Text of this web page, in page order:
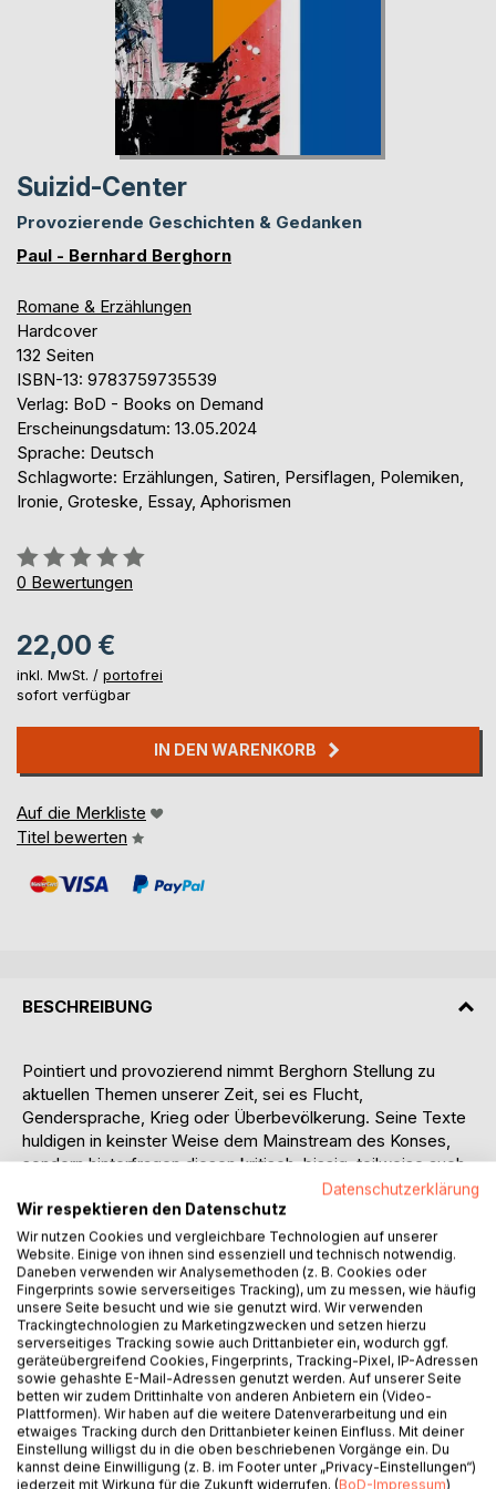
Suizid-Center
Provozierende Geschichten & Gedanken
Paul - Bernhard Berghorn
Romane & Erzählungen
Hardcover
132 Seiten
ISBN-13: 9783759735539
Verlag: BoD - Books on Demand
Erscheinungsdatum: 13.05.2024
Sprache: Deutsch
Schlagworte: Erzählungen, Satiren, Persiflagen, Polemiken,
Ironie, Groteske, Essay, Aphorismen
Bewertung::
0%
0 Bewertungen
22,00 €
inkl. MwSt. / portofrei
sofort verfügbar
IN DEN WARENKORB
Auf die Merkliste
Titel bewerten
BESCHREIBUNG
Pointiert und provozierend nimmt Berghorn Stellung zu
aktuellen Themen unserer Zeit, sei es Flucht,
Gendersprache, Krieg oder Überbevölkerung. Seine Texte
huldigen in keinster Weise dem Mainstream des Konses,
sondern hinterfragen diesen kritisch, bissig, teilweise auch
polemisch aber auch innehaltend und distanziert. Das
Groteske, Aberwitzige, etwa in den Satiren SUIZID-
CENTER oder DEM VIRUS SEI DANK, dient ihm als
Spiegelbild des:
Es-Könnte-Auch-Alles-Anders-Sein.
Oberflächliches Denken wie auch die Allgegenwart des
Handys werden ebenso ironisiert, wie die Frage nach dem
SINN DES LEBENS ohne dabei die gedankliche Tiefe zu
verlassen.
Nebst diesen ironisch-augenzinkernden Literaturen findet
sich auch stille, behutsame Prosa, die den Autor als
sensiblen und genauen Beobachter des Menschen und
seiner Situationen zeigen, etwa in FERINRÜCKFAHRT, NUR
Datenschutzerklärung
Wir respektieren den Datenschutz
Wir nutzen Cookies und vergleichbare Technologien auf unserer
Website. Einige von ihnen sind essenziell und technisch notwendig.
Daneben verwenden wir Analysemethoden (z. B. Cookies oder
Fingerprints sowie serverseitiges Tracking), um zu messen, wie häufig
unsere Seite besucht und wie sie genutzt wird. Wir verwenden
Trackingtechnologien zu Marketingzwecken und setzen hierzu
serverseitiges Tracking sowie auch Drittanbieter ein, wodurch ggf.
geräteübergreifend Cookies, Fingerprints, Tracking-Pixel, IP-Adressen
sowie gehashte E-Mail-Adressen genutzt werden. Auf unserer Seite
betten wir zudem Drittinhalte von anderen Anbietern ein (Video-
Plattformen). Wir haben auf die weitere Datenverarbeitung und ein
etwaiges Tracking durch den Drittanbieter keinen Einfluss. Mit deiner
Einstellung willigst du in die oben beschriebenen Vorgänge ein. Du
kannst deine Einwilligung (z. B. im Footer unter „Privacy-Einstellungen“)
jederzeit mit Wirkung für die Zukunft widerrufen. (BoD-Impressum)